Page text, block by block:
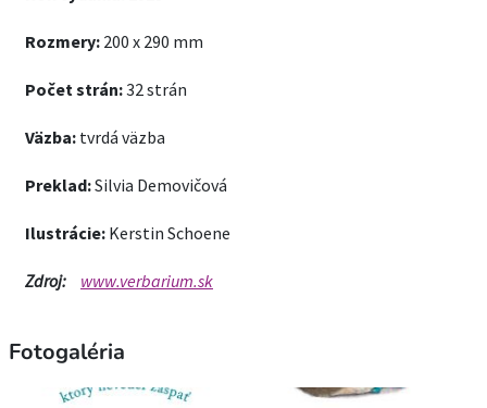
Rozmery: 200 x 290 mm
Počet strán:32 strán
Väzba: tvrdá väzba
Preklad:Silvia Demovičová
Ilustrácie: Kerstin Schoene
Zdroj: www.verbarium.sk
Fotogaléria